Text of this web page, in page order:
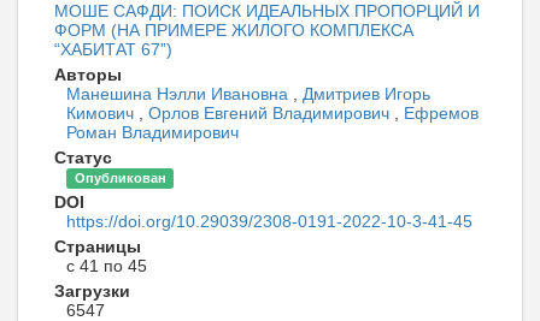
МОШЕ САФДИ: ПОИСК ИДЕАЛЬНЫХ ПРОПОРЦИЙ И
ФОРМ (НА ПРИМЕРЕ ЖИЛОГО КОМПЛЕКСА
“ХАБИТАТ 67”)
Авторы
Манешина Нэлли Ивановна
Дмитриев Игорь
Кимович
Орлов Евгений Владимирович
Ефремов
Роман Владимирович
Статус
Опубликован
DOI
https://doi.org/10.29039/2308-0191-2022-10-3-41-45
Страницы
с 41 по 45
Загрузки
6547